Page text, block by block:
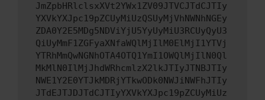
JmZpbHRlclsxXVt2YWx1ZV09JTVCJTdCJTIy
YXVkYXJpc19pZCUyMiUzQSUyMjVhNWNhNGEy
ZDA0Y2E5MDg5NDViYjU5YyUyMiU3RCUyQyU3
QiUyMmF1ZGFyaXNfaWQlMjIlM0ElMjI1YTVj
YTRhMmQwNGNhOTA4OTQ1YmI1OWQlMjIlN0Ql
MkMlN0IlMjJhdWRhcmlzX2lkJTIyJTNBJTIy
NWE1Y2E0YTJkMDRjYTkwODk0NWJiNWFhJTIy
JTdEJTJDJTdCJTIyYXVkYXJpc19pZCUyMiUz